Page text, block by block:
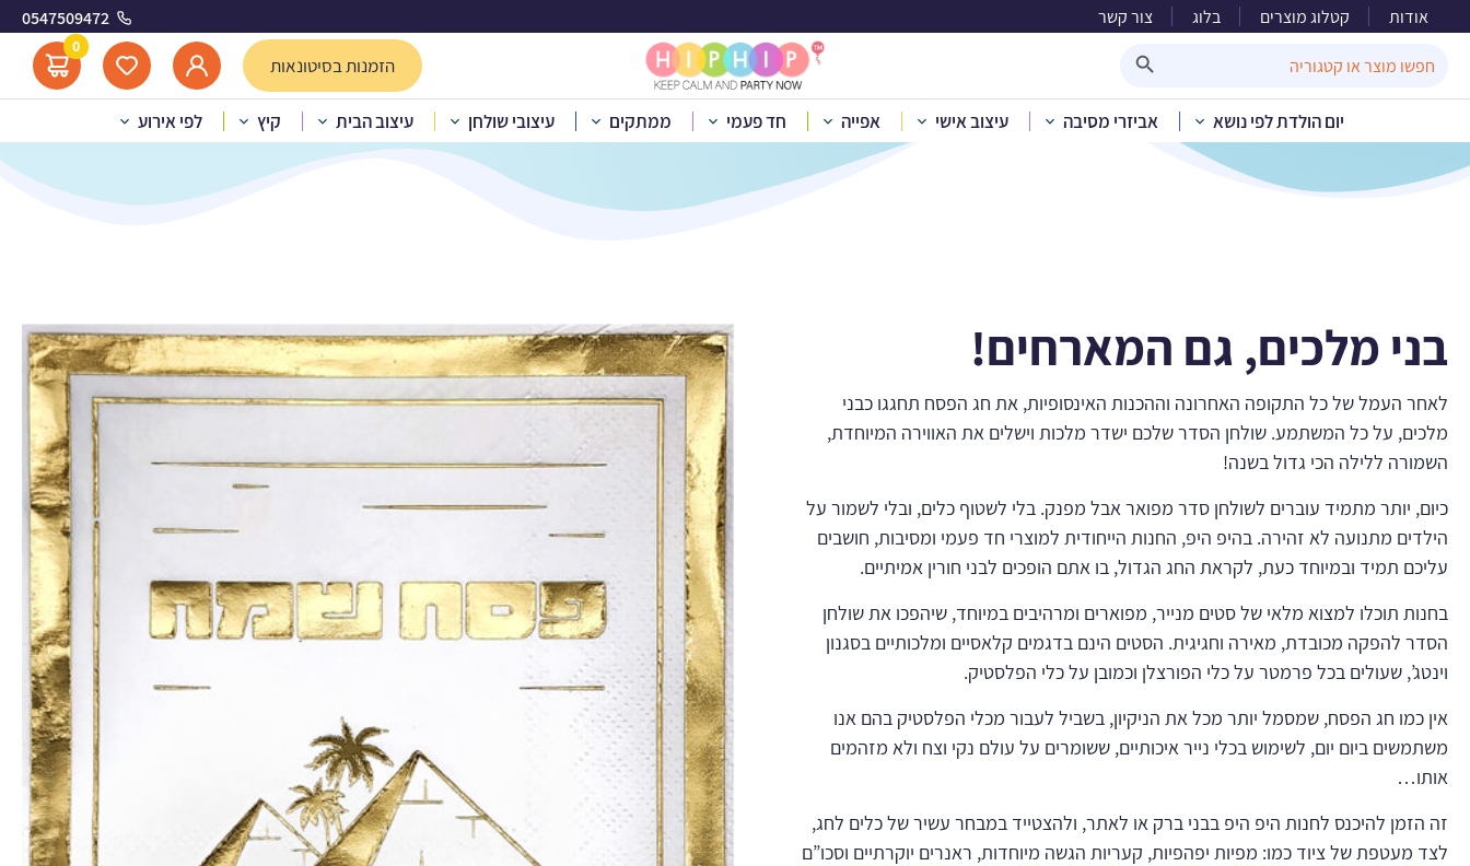
אודות קטלוג מוצרים בלוג צור קשר 0547509472
for: הזמנות בסיטונאות
0
יום הולדת לפי נושא אביזרי מסיבה עיצוב אישי אפייה חד פעמי ממתקים עיצובי שולחן עיצוב הבית קיץ לפי אירוע
בלוג
בית»בלוג »בני מלכים, גם המארחים!
בני מלכים, גם המארחים!
לאחר העמל של כל התקופה האחרונה וההכנות האינסופיות, את חג הפסח תחגגו כבני
מלכים, על כל המשתמע. שולחן הסדר שלכם ישדר מלכות וישלים את האווירה המיוחדת,
השמורה ללילה הכי גדול בשנה!
כיום, יותר מתמיד עוברים לשולחן סדר מפואר אבל מפנק. בלי לשטוף כלים, ובלי לשמור על
הילדים מתנועה לא זהירה. בהיפ היפ, החנות הייחודית למוצרי חד פעמי ומסיבות, חושבים
עליכם תמיד ובמיוחד כעת, לקראת החג הגדול, בו אתם הופכים לבני חורין אמיתיים.
בחנות תוכלו למצוא מלאי של סטים מנייר, מפוארים ומרהיבים במיוחד, שיהפכו את שולחן
הסדר להפקה מכובדת, מאירה וחגיגית. הסטים הינם בדגמים קלאסיים ומלכותיים בסגנון
וינטג’, שעולים בכל פרמטר על כלי הפורצלן וכמובן על כלי הפלסטיק.
אין כמו חג הפסח, שמסמל יותר מכל את הניקיון, בשביל לעבור מכלי הפלסטיק בהם אנו
משתמשים ביום יום, לשימוש בכלי נייר איכותיים, ששומרים על עולם נקי וצח ולא מזהמים
אותו…
זה הזמן להיכנס לחנות היפ היפ בבני ברק או לאתר, ולהצטייד במבחר עשיר של כלים לחג,
לצד מעטפת של ציוד כמו: מפיות יפהפיות, קעריות הגשה מיוחדות, ראנרים יוקרתיים וסכו”ם